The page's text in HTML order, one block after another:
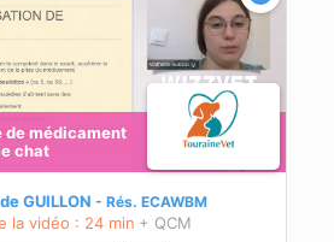
de médicament
chat
GUILLON Rés. ECAWBM
la vidéo : 24 min + QCM